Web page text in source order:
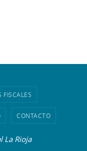
FISCALES
CONTACTO
La Rioja